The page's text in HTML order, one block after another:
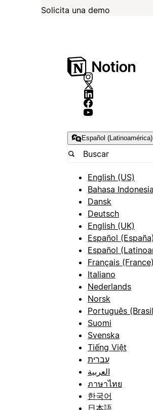
Solicita una demo
Español (Latinoamérica)
English (US)
Bahasa Indonesia
Dansk
Deutsch
English (UK)
Español (España)
Español
Français (France)
Italiano
Nederlands
Norsk
Português
Suomi
Svenska
Tiếng Việt
עברית
العربية
ภาษาไทย
한국어